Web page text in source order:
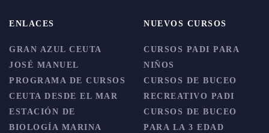
ENLACES
GRAN AZUL CEUTA
JOSÉ MANUEL
PROGRAMA DE CURSOS
CEUTA DESDE EL MAR
ESTACIÓN DE
BIOLOGÍA MARINA
NUEVOS CURSOS
CURSOS PADI PARA
NIÑOS
CURSOS DE BUCEO
RECREATIVO PADI
CURSOS DE BUCEO
PARA LA 3 EDAD